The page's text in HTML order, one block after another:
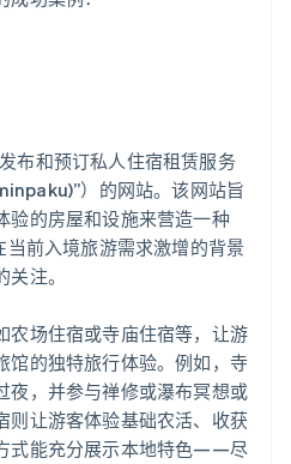
布和预订私人住宿租赁服务
）的网站。该网站旨
验的房屋和设施来营造一种
当前入境旅游需求激增的背景
注。
农场住宿或寺庙住宿等，让游
馆的独特旅行体验。例如，寺
夜，并参与禅修或瀑布冥想或
则让游客体验基础农活、收获
式能充分展示本地特色——尽